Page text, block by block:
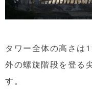
タワー全体の高さは
外の螺旋階段を登る
す。